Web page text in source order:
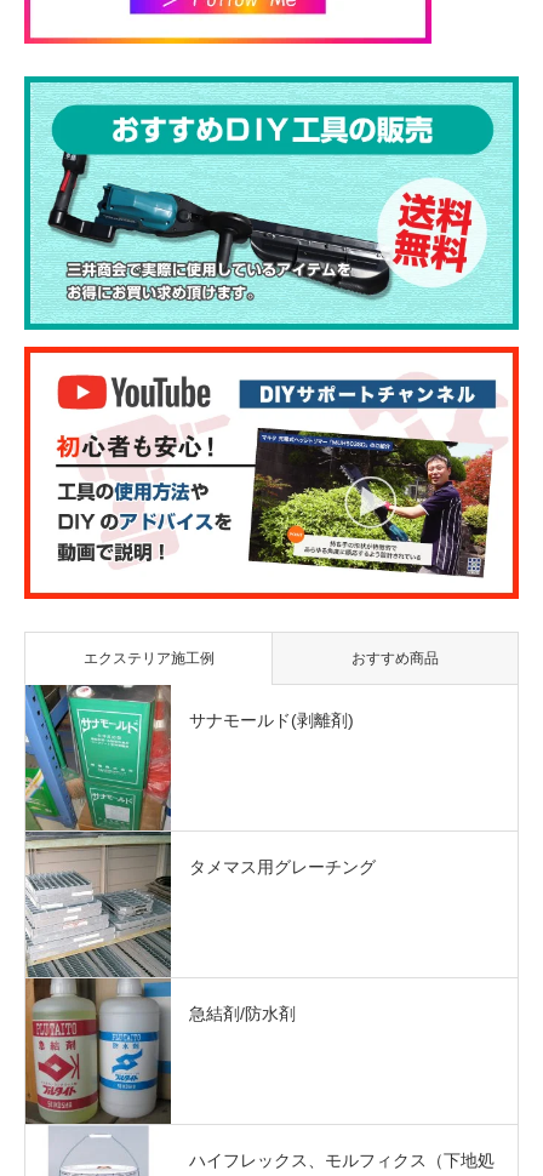
エクステリア施工例 おすすめ商品
サナモールド(剥離剤)
タメマス用グレーチング
急結剤/防水剤
ハイフレックス、モルフィクス（下地処